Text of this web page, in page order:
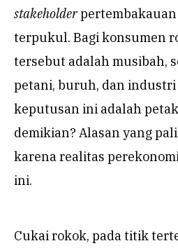
stakeholder
terpukul. Bagi konsumen
tersebut adalah musibah,
petani, buruh, dan
keputusan ini adalah
demikian? Alasan yang
karena realitas
ini.
Cukai rokok, pada titik